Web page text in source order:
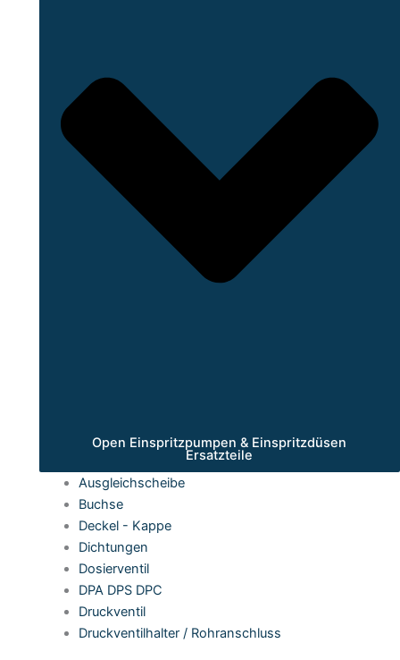
Open Einspritzpumpen & Einspritzdüsen
Ersatzteile
Ausgleichscheibe
Buchse
Deckel - Kappe
Dichtungen
Dosierventil
DPA DPS DPC
Druckventil
Druckventilhalter / Rohranschluss